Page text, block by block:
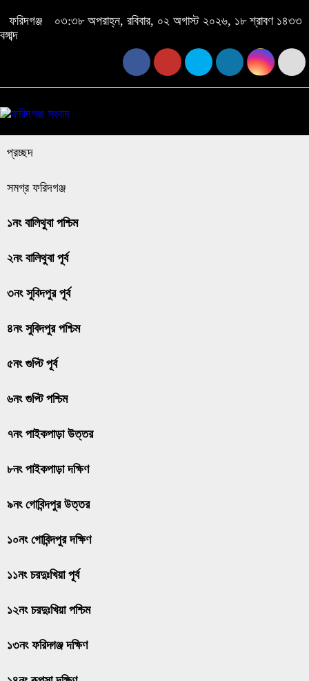
ফরিদগঞ্জ
০৩:৩৮ অপরাহ্ন, রবিবার, ০২ অগাস্ট ২০২৬, ১৮ শ্রাবণ ১৪৩৩
বঙ্গাব্দ
প্রচ্ছদ
সমগ্র ফরিদগঞ্জ
১নং বালিথুবা পশ্চিম
২নং বালিথুবা পূর্ব
৩নং সুবিদপুর পূর্ব
৪নং সুবিদপুর পশ্চিম
৫নং গুপ্টি পূর্ব
৬নং গুপ্টি পশ্চিম
৭নং পাইকপাড়া উত্তর
৮নং পাইকপাড়া দক্ষিণ
৯নং গোবিন্দপুর উত্তর
১০নং গোবিন্দপুর দক্ষিণ
১১নং চরদুঃখিয়া পূর্ব
১২নং চরদুঃখিয়া পশ্চিম
১৩নং ফরিদ্গঞ্জ দক্ষিণ